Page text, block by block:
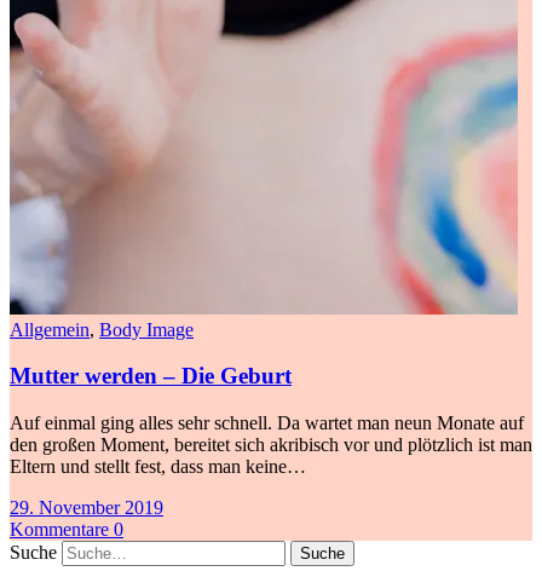
Allgemein, Body Image
Mutter werden – Die Geburt
Auf einmal ging alles sehr schnell. Da wartet man neun Monate auf
den großen Moment, bereitet sich akribisch vor und plötzlich ist man
Eltern und stellt fest, dass man keine…
29. November 2019
Kommentare 0
Suche